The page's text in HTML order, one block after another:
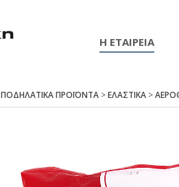
Η ΕΤΑΙΡΕΙΑ
ΠΟΔΗΛΑΤΙΚΑ ΠΡΟΪΟΝΤΑ>ΕΛΑΣΤΙΚΑ>